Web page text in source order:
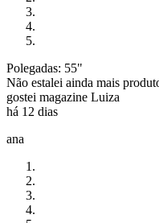
Polegadas: 55"
Não estalei ainda mais
gostei magazine Luiza
há 12 dias
ana